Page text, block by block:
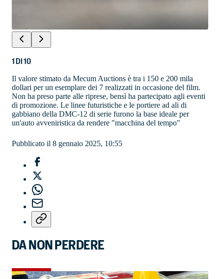
1DI10
Il valore stimato da Mecum Auctions è tra i 150 e 200 mila
dollari per un esemplare dei 7 realizzati in occasione del film.
Non ha preso parte alle riprese, bensì ha partecipato agli eventi
di promozione. Le linee futuristiche e le portiere ad ali di
gabbiano della DMC-12 di serie furono la base ideale per
un'auto avveniristica da rendere "macchina del tempo"
Pubblicato il 8 gennaio 2025, 10:55
DA NON PERDERE